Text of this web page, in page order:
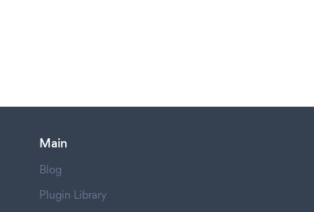
Main
Blog
Plugin Library